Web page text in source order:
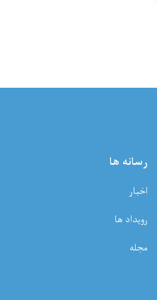
رسانه ها
اخبار
رویداد ها
مجله